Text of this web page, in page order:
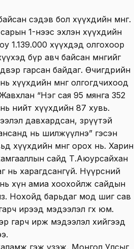
сэдэв бол хүүхдийн мөнгө.
1-нээс эхлэн хүүхдийн
1.139.000 хүүхдэд олгохоор
бүр авч байсан мөнгийг
гарсан байдаг. Өчигдрийн
хүүхдийн мөнгө олгогдчихоод
“Нэг сая 95 мянга 352
нь нийт хүүхдийн 87 хувь.
давхардсан, зөрүүтэй
нь шилжүүлнэ” гэсэн
хүүхдийн мөнгө орох нь. Харин
сайд Т.Аюурсайхан
нь харагдсангүй. Нүүрсний
хүн амиа хоохойлж сайдын
Нохойд барьдаг мод шиг сав
ирээд мэдээлэл өгөх юм.
гарч ирж мэдээлэл хийгээд